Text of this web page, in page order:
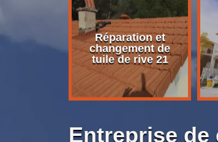
de
Réparation et
changement de
tuile de rive 21
Entreprise